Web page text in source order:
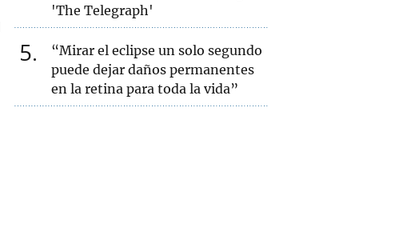
'The Telegraph'
5
“Mirar el eclipse un solo segundo
puede dejar daños permanentes
en la retina para toda la vida”